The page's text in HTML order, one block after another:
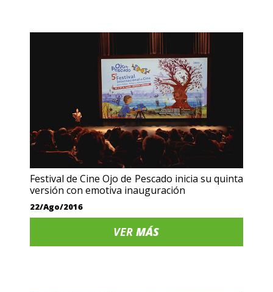
Festival de Cine Ojo de Pescado inicia su quinta
versión con emotiva inauguración
22/Ago/2016
VERMÁS